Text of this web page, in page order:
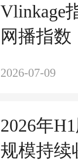
Vlinkage
网播指数
2026-07-09
2026年
规模持续